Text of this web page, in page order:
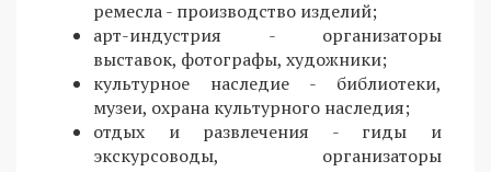
ремесла - производство изделий;
арт-индустрия - организаторы
выставок, фотографы, художники;
культурное наследие - библиотеки,
музеи, охрана культурного наследия;
отдых и развлечения - гиды и
экскурсоводы, организаторы